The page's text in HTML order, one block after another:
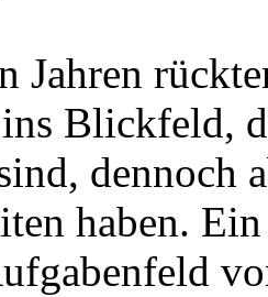
Jahren
Blickfeld,
dennoch
haben.